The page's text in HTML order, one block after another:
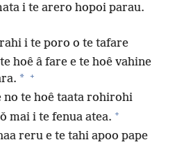
i te arero hopoi parau.
i te poro o te tafare
hoê â fare e te hoê vahine
* +
no te hoê taata rohirohi
mai i te fenua atea. +
reru e te tahi apoo pape